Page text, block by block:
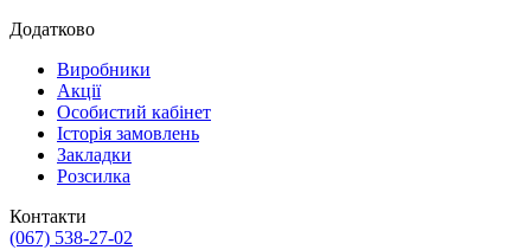
Додатково
Виробники
Акції
Особистий кабінет
Історія замовлень
Закладки
Розсилка
Контакти
(067) 538-27-02